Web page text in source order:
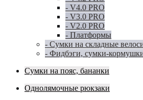
- V4.0 PRO
- V3.0 PRO
- V2.0 PRO
- Платформы
- Сумки на складные
- Фидбэги, сумки-кормушки
Сумки на пояс, бананки
Однолямочные рюкзаки